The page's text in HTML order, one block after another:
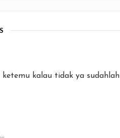
kalau tidak ya sudahlah